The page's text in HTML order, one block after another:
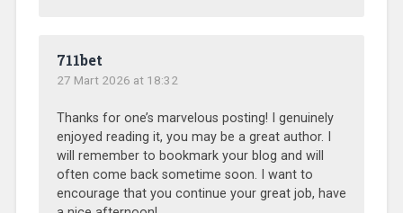
711bet
27 Mart 2026 at 18:32
Thanks for one’s marvelous posting! I genuinely
enjoyed reading it, you may be a great author. I
will remember to bookmark your blog and will
often come back sometime soon. I want to
encourage that you continue your great job, have